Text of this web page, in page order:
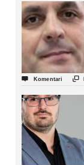
 Komentari 